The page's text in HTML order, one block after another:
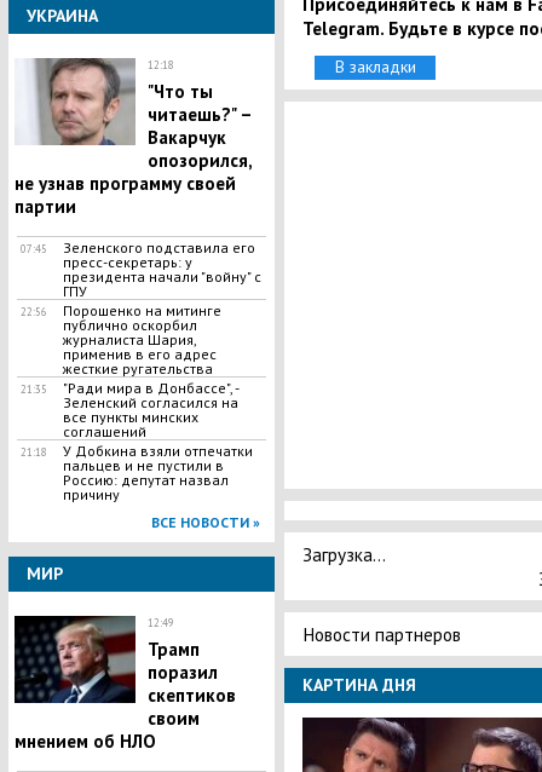
УКРАИНА
12:18
​"Что ты
читаешь?" –
Вакарчук
опозорился,
не узнав программу своей
партии
07:45
​Зеленского подставила его
пресс-секретарь: у
президента начали "войну" с
ГПУ
22:56
Порошенко на митинге
публично оскорбил
журналиста Шария,
применив в его адрес
жесткие ругательства
21:35
"Ради мира в Донбассе", -
Зеленский согласился на
все пункты минских
соглашений
21:18
У Добкина взяли отпечатки
пальцев и не пустили в
Россию: депутат назвал
причину
ВСЕ НОВОСТИ »
МИР
12:49
Трамп
поразил
скептиков
своим
мнением об НЛО
Telegram. Будьте в курсе
В закладки
Загрузка...
Новости партнеров
КАРТИНА ДНЯ